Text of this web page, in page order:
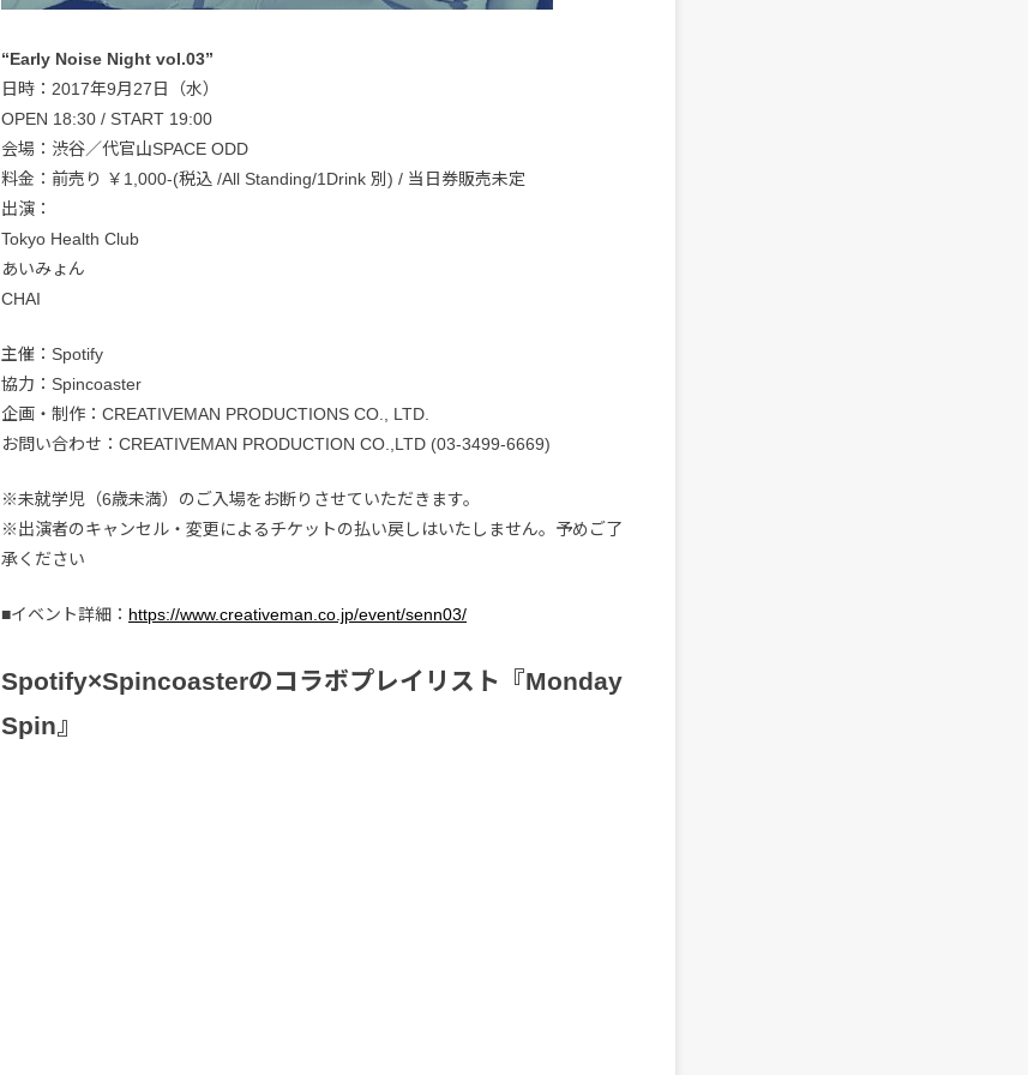
“Early Noise Night vol.03”
日時：2017年9月27日（水）
OPEN 18:30 / START 19:00
会場：渋谷／代官山SPACE ODD
料金：前売り ￥1,000-(税込 /All Standing/1Drink 別) / 当日券販売未定
出演：
Tokyo Health Club
あいみょん
CHAI
主催：Spotify
協力：Spincoaster
企画・制作：CREATIVEMAN PRODUCTIONS CO., LTD.
お問い合わせ：CREATIVEMAN PRODUCTION CO.,LTD (03-3499-6669)
※未就学児（6歳未満）のご入場をお断りさせていただきます。
※出演者のキャンセル・変更によるチケットの払い戻しはいたしません。予めご了
承ください
■イベント詳細： https://www.creativeman.co.jp/event/senn03/
Spotify×Spincoasterのコラボプレイリスト『Monday
Spin』